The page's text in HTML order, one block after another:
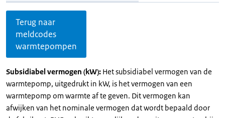
Terug naar
meldcodes
warmtepompen
Subsidiabel vermogen (kW): Het subsidiabel vermogen van de
warmtepomp, uitgedrukt in kW, is het vermogen van een
warmtepomp om warmte af te geven. Dit vermogen kan
afwijken van het nominale vermogen dat wordt bepaald door